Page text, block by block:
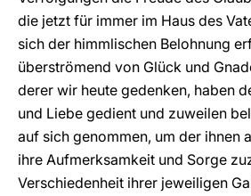
die jetzt für immer im Haus des
sich der himmlischen Belohnung
überströmend von Glück und
derer wir heute gedenken, haben
und Liebe gedient und zuweilen
auf sich genommen, um der ihnen
ihre Aufmerksamkeit und Sorge
Verschiedenheit ihrer jeweiligen